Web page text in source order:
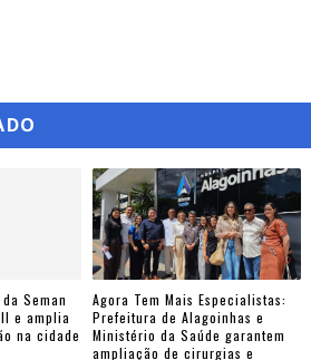
Seman
e amplia
na cidade
Agora Tem Mais Especialistas:
Prefeitura de Alagoinhas e
Ministério da Saúde garantem
ampliação de cirurgias e